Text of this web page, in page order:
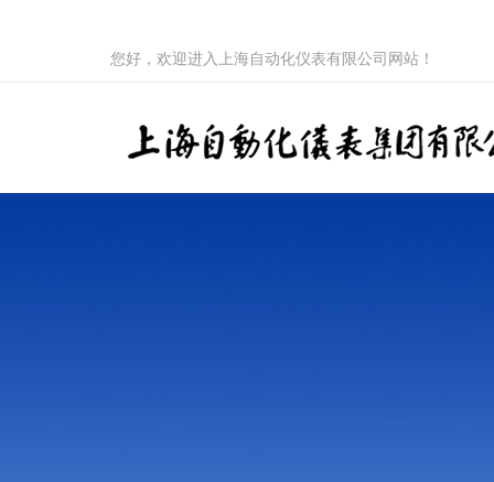
您好，欢迎进入上海自动化仪表有限公司网站！